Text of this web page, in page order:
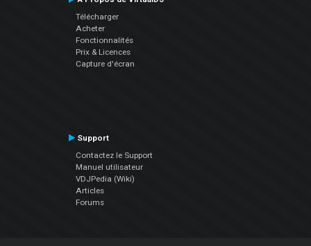
Télécharger
Acheter
Fonctionnalités
Prix & Licences
Capture d'écran
Support
Contactez le Support
Manuel utilisateur
VDJPedia (Wiki)
Articles
Forums